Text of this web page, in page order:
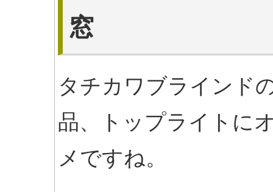
窓
タチカワブラインド
品、トップライトに
メですね。